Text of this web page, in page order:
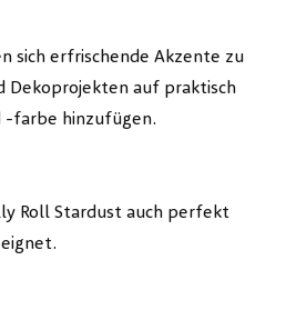
sich erfrischende Akzente zu
Dekoprojekten auf praktisch
-farbe hinzufügen.
Roll Stardust auch perfekt